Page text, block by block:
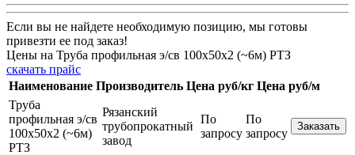
Если вы не найдете необходимую позицию, мы готовы
привезти ее под заказ!
Цены на Труба профильная э/св 100х50х2 (~6м) РТЗ
скачать прайс
Наименование Производитель Цена руб/кг Цена руб/м
Труба
профильная э/св
100х50х2 (~6м)
РТЗ
Рязанский
трубопрокатный
завод
По
запросу
По
запросу
Заказать